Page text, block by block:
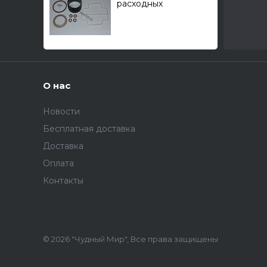
расходных
О нас
Новости
Бесплатная доставка
Доставка
Оплата
Контакты
© 2026 "Чудный Мир", Все права защищены